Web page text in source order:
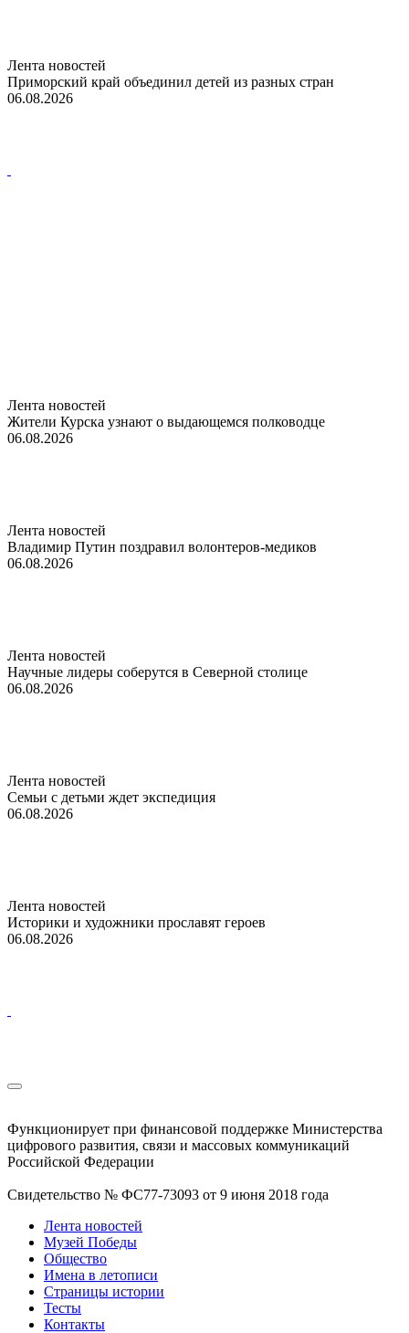
Лента новостей
Приморский край объединил детей из разных стран
06.08.2026
Лента новостей
Жители Курска узнают о выдающемся полководце
06.08.2026
Лента новостей
Владимир Путин поздравил волонтеров-медиков
06.08.2026
Лента новостей
Научные лидеры соберутся в Северной столице
06.08.2026
Лента новостей
Семьи с детьми ждет экспедиция
06.08.2026
Лента новостей
Историки и художники прославят героев
06.08.2026
Функционирует при финансовой поддержке Министерства
цифрового развития, связи и массовых коммуникаций
Российской Федерации
Свидетельство № ФС77-73093 от 9 июня 2018 года
Лента новостей
Музей Победы
Общество
Имена в летописи
Страницы истории
Тесты
Контакты